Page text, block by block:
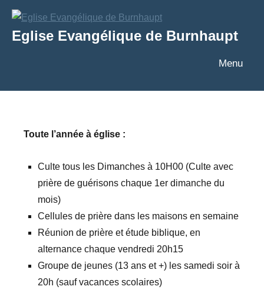
Aller
contenu
Eglise Evangélique de Burnhaupt
Texte
Menu
Toute l’année à église :
Culte tous les Dimanches à 10H00 (Culte avec
prière de guérisons chaque 1er dimanche du
mois)
Cellules de prière dans les maisons en semaine
Réunion de prière et étude biblique, en
alternance chaque vendredi 20h15
Groupe de jeunes (13 ans et +) les samedi soir à
20h (sauf vacances scolaires)